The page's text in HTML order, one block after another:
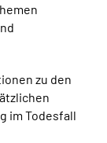
zu den
im Todesfall